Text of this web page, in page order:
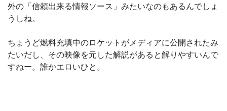
外の「信頼出来る情報ソース」みたいなのもあるんでしょ
うしね。
ちょうど燃料充填中のロケットがメディアに公開されたみ
たいだし、その映像を元した解説があると解りやすいんで
すねー。誰かエロいひと。